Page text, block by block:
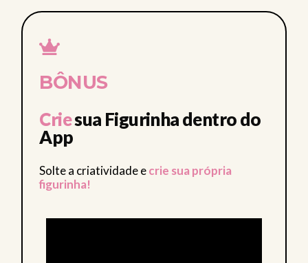
BÔNUS
Criesua Figurinha dentro do
App
Solte a criatividade ecrie sua própria
figurinha!